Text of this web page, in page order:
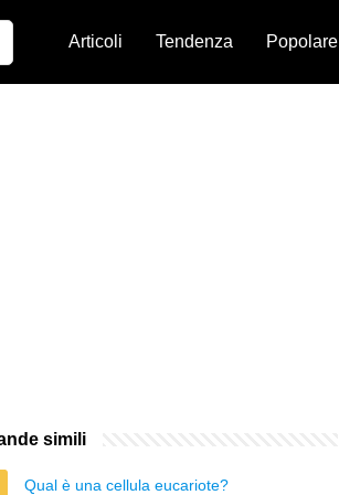
Articoli Tendenza Popolare
simili
Qual è una cellula eucariote?